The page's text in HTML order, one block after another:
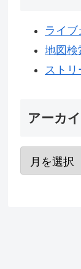
ライ
地図検
スト
アーカ